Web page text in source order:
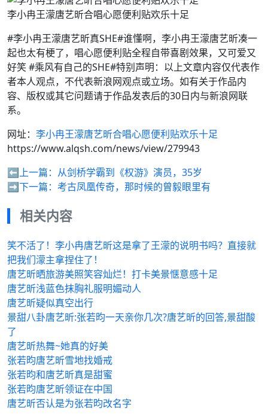
李小冉王濛唐艺昕合唱心愿便利贴欢乐十足
#李小冉王濛唐艺昕真SHE#谁懂啊，李小冉王濛唐艺昕凑一
起也太有梗了，唱心愿便利贴全程自带喜剧效果，又可爱又
好笑 #乘风有自己的SHE#特别声明：以上文章内容仅代表作
者本人观点，不代表新浪网观点或立场。如有关于作品内
容、版权或其它问题请于作品发表后的30日内与新浪网联
系。
网址： 李小冉王濛唐艺昕合唱心愿便利贴欢乐十足
https://www.alqsh.com/news/view/279943
⬅️上一篇： 从剑桥学霸到《权游》演员，35岁
➡️下一篇： 考古凤凰传奇，那时候的曾毅眼里有
相关内容
笑不活了！李小冉唐艺昕这是拿了王濛的说明书吗？直接就
把我们濛主拿捏住了！
唐艺昕晒旅游美照笑容灿烂！打卡美景惬意感十足
唐艺昕浅蓝色抹胸礼服明媚动人
唐艺昕疑似真空出行
景甜八卦唐艺昕:张若昀一天亲你几次?唐艺昕的回答,景甜酸
了
唐艺昕热舞~她真的好美
张若昀唐艺昕雪地找婚戒
张若昀和唐艺昕真是甜蜜
张若昀唐艺昕领证在中国
唐艺昕否认是为张若昀改名字